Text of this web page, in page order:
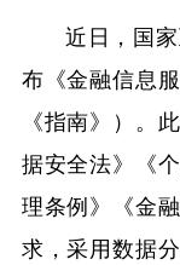
近日，国
布《金融信息
《指南》）。
据安全法》《
理条例》《金
求，采用数据